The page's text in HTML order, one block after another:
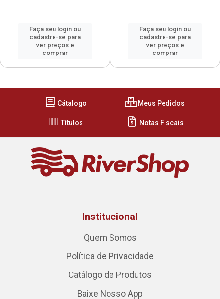
Faça seu login ou
cadastre-se para
ver preços e
comprar
Faça seu login ou
cadastre-se para
ver preços e
comprar
Cátalogo Meus Pedidos
Títulos Notas Fiscais
Institucional
Quem Somos
Política de Privacidade
Catálogo de Produtos
Baixe Nosso App